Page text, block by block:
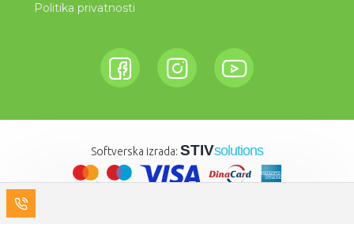
Politika privatnosti
Softverska izrada: STIVsolutions